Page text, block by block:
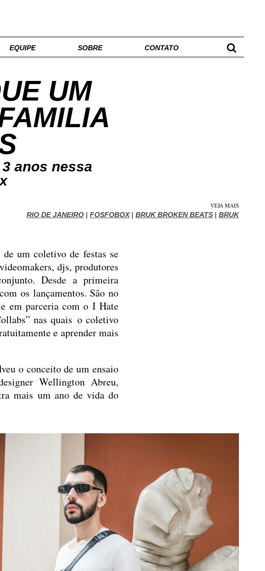
EQUIPE SOBRE CONTATO
UM
anos nessa
VEJA MAIS
RIO DE JANEIRO | FOSFOBOX| BRUK BROKEN BEATS | BRUK
um coletivo de festas se
djs, produtores
Desde a primeira
os lançamentos. São no
em parceria com o I Hate
nas quais o coletivo
e aprender mais
o conceito de um ensaio
Wellington Abreu,
mais um ano de vida do